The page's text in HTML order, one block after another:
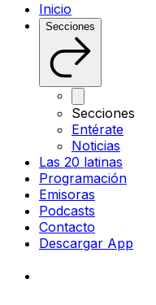
Inicio
Secciones
Secciones
Entérate
Noticias
Las 20 latinas
Programación
Emisoras
Podcasts
Contacto
Descargar App